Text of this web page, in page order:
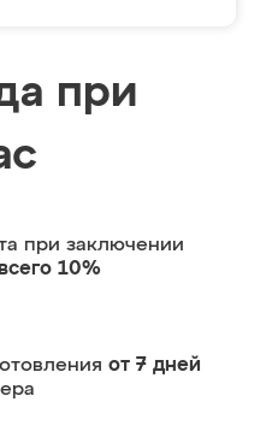
при
при заключении
10%
от 7 дней